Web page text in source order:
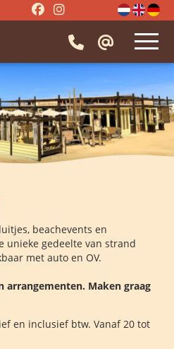
⭑Lunch groepen
⭑ Strandfeest
⭑Vrijgezellenfeest
beachevents en
gedeelte van strand
met auto en OV.
arrangementen. Maken graag
en inclusief btw. Vanaf 20 tot